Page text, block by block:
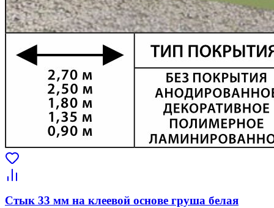
Стык 33 мм на клеевой основе груша белая